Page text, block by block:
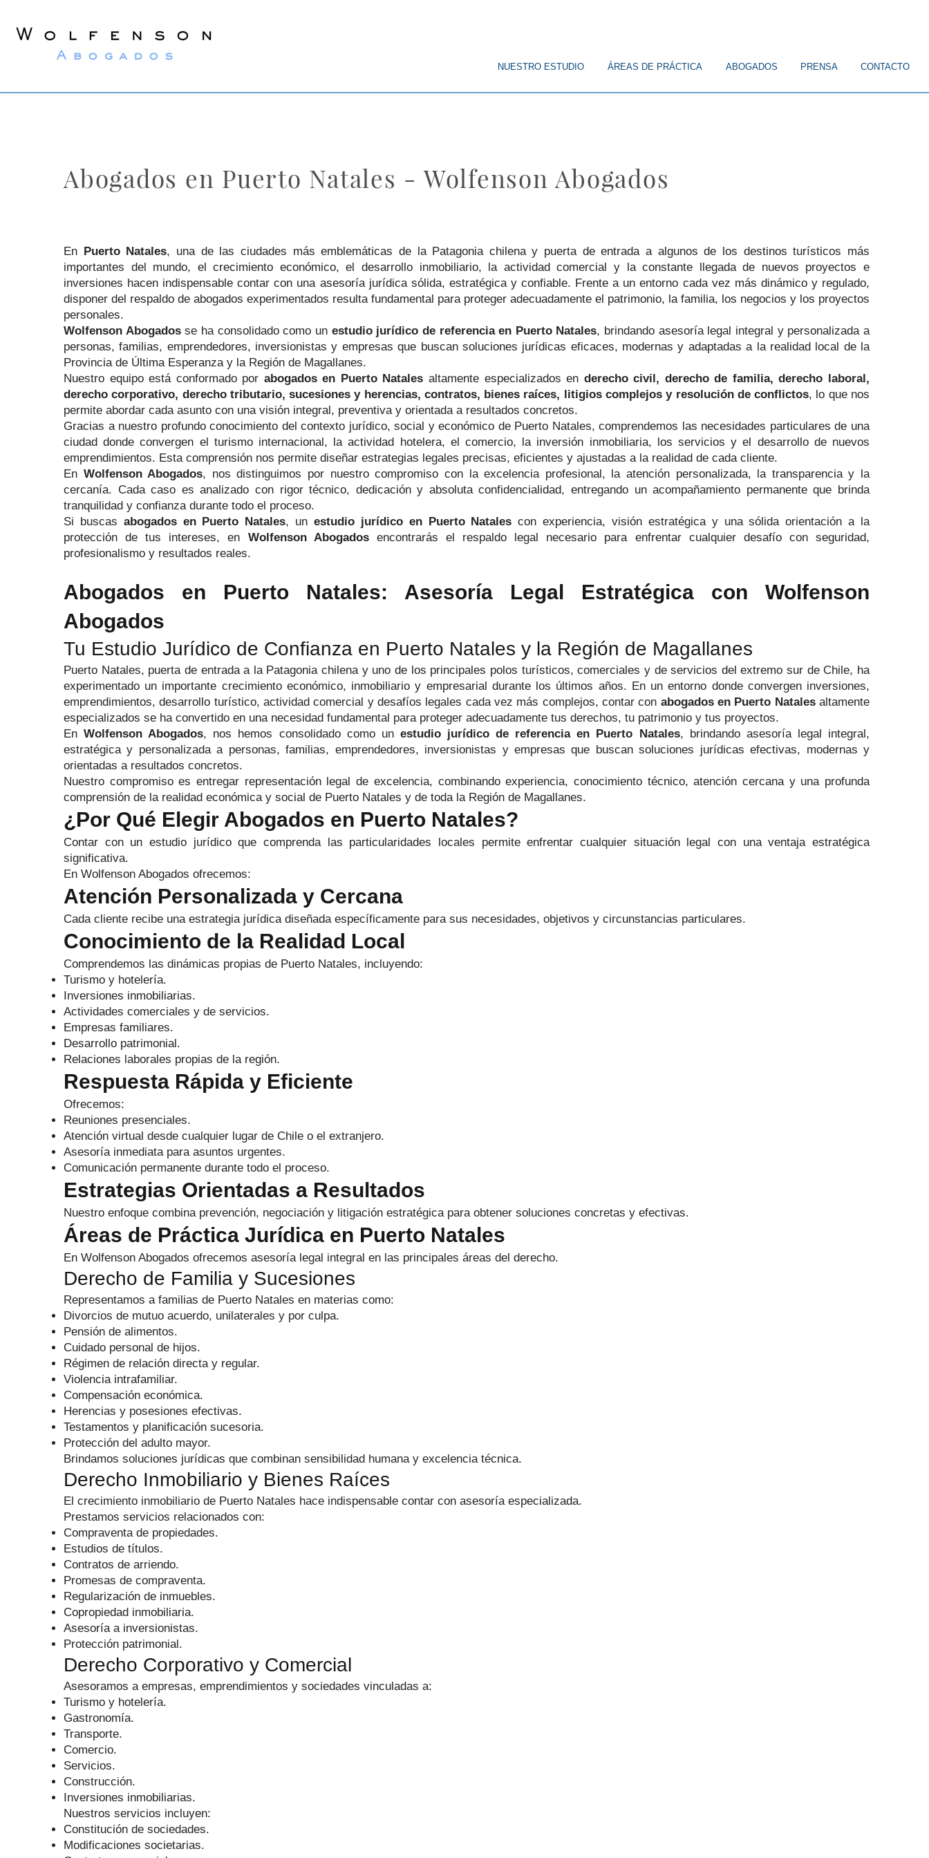
NUESTRO ESTUDIO ÁREAS DE PRÁCTICA ABOGADOS PRENSA CONTACTO
Abogados en Puerto Natales - Wolfenson Abogados
En Puerto Natales, una de las ciudades más emblemáticas de la Patagonia chilena y puerta de entrada a algunos de los destinos turísticos más
importantes del mundo, el crecimiento económico, el desarrollo inmobiliario, la actividad comercial y la constante llegada de nuevos proyectos e
inversiones hacen indispensable contar con una asesoría jurídica sólida, estratégica y confiable. Frente a un entorno cada vez más dinámico y regulado,
disponer del respaldo de abogados experimentados resulta fundamental para proteger adecuadamente el patrimonio, la familia, los negocios y los proyectos
personales.
Wolfenson Abogadosse ha consolidado como un estudio jurídico de referencia en Puerto Natales, brindando asesoría legal integral y personalizada a
personas, familias, emprendedores, inversionistas y empresas que buscan soluciones jurídicas eficaces, modernas y adaptadas a la realidad local de la
Provincia de Última Esperanza y la Región de Magallanes.
Nuestro equipo está conformado por abogados en Puerto Natales altamente especializados en derecho civil, derecho de familia, derecho laboral,
derecho corporativo, derecho tributario, sucesiones y herencias, contratos, bienes raíces, litigios complejos y resolución de conflictos, lo que nos
permite abordar cada asunto con una visión integral, preventiva y orientada a resultados concretos.
Gracias a nuestro profundo conocimiento del contexto jurídico, social y económico de Puerto Natales, comprendemos las necesidades particulares de una
ciudad donde convergen el turismo internacional, la actividad hotelera, el comercio, la inversión inmobiliaria, los servicios y el desarrollo de nuevos
emprendimientos. Esta comprensión nos permite diseñar estrategias legales precisas, eficientes y ajustadas a la realidad de cada cliente.
En Wolfenson Abogados, nos distinguimos por nuestro compromiso con la excelencia profesional, la atención personalizada, la transparencia y la
cercanía. Cada caso es analizado con rigor técnico, dedicación y absoluta confidencialidad, entregando un acompañamiento permanente que brinda
tranquilidad y confianza durante todo el proceso.
Si buscas abogados en Puerto Natales, unestudio jurídico en Puerto Natales con experiencia, visión estratégica y una sólida orientación a la
protección de tus intereses, en Wolfenson Abogadosencontrarás el respaldo legal necesario para enfrentar cualquier desafío con seguridad,
profesionalismo y resultados reales.
Abogados en Puerto Natales: Asesoría Legal Estratégica con Wolfenson
Abogados
Tu Estudio Jurídico de Confianza en Puerto Natales y la Región de Magallanes
Puerto Natales, puerta de entrada a la Patagonia chilena y uno de los principales polos turísticos, comerciales y de servicios del extremo sur de Chile, ha
experimentado un importante crecimiento económico, inmobiliario y empresarial durante los últimos años. En un entorno donde convergen inversiones,
emprendimientos, desarrollo turístico, actividad comercial y desafíos legales cada vez más complejos, contar con abogados en Puerto Natalesaltamente
especializados se ha convertido en una necesidad fundamental para proteger adecuadamente tus derechos, tu patrimonio y tus proyectos.
EnWolfenson Abogados, nos hemos consolidado como un estudio jurídico de referencia en Puerto Natales, brindando asesoría legal integral,
estratégica y personalizada a personas, familias, emprendedores, inversionistas y empresas que buscan soluciones jurídicas efectivas, modernas y
orientadas a resultados concretos.
Nuestro compromiso es entregar representación legal de excelencia, combinando experiencia, conocimiento técnico, atención cercana y una profunda
comprensión de la realidad económica y social de Puerto Natales y de toda la Región de Magallanes.
¿Por Qué Elegir Abogados en Puerto Natales?
Contar con un estudio jurídico que comprenda las particularidades locales permite enfrentar cualquier situación legal con una ventaja estratégica
significativa.
En Wolfenson Abogados ofrecemos:
Atención Personalizada y Cercana
Cada cliente recibe una estrategia jurídica diseñada específicamente para sus necesidades, objetivos y circunstancias particulares.
Conocimiento de la Realidad Local
Comprendemos las dinámicas propias de Puerto Natales, incluyendo:
Turismo y hotelería.
Inversiones inmobiliarias.
Actividades comerciales y de servicios.
Empresas familiares.
Desarrollo patrimonial.
Relaciones laborales propias de la región.
Respuesta Rápida y Eficiente
Ofrecemos:
Reuniones presenciales.
Atención virtual desde cualquier lugar de Chile o el extranjero.
Asesoría inmediata para asuntos urgentes.
Comunicación permanente durante todo el proceso.
Estrategias Orientadas a Resultados
Nuestro enfoque combina prevención, negociación y litigación estratégica para obtener soluciones concretas y efectivas.
Áreas de Práctica Jurídica en Puerto Natales
En Wolfenson Abogados ofrecemos asesoría legal integral en las principales áreas del derecho.
Derecho de Familia y Sucesiones
Representamos a familias de Puerto Natales en materias como:
Divorcios de mutuo acuerdo, unilaterales y por culpa.
Pensión de alimentos.
Cuidado personal de hijos.
Régimen de relación directa y regular.
Violencia intrafamiliar.
Compensación económica.
Herencias y posesiones efectivas.
Testamentos y planificación sucesoria.
Protección del adulto mayor.
Brindamos soluciones jurídicas que combinan sensibilidad humana y excelencia técnica.
Derecho Inmobiliario y Bienes Raíces
El crecimiento inmobiliario de Puerto Natales hace indispensable contar con asesoría especializada.
Prestamos servicios relacionados con:
Compraventa de propiedades.
Estudios de títulos.
Contratos de arriendo.
Promesas de compraventa.
Regularización de inmuebles.
Copropiedad inmobiliaria.
Asesoría a inversionistas.
Protección patrimonial.
Derecho Corporativo y Comercial
Asesoramos a empresas, emprendimientos y sociedades vinculadas a:
Turismo y hotelería.
Gastronomía.
Transporte.
Comercio.
Servicios.
Construcción.
Inversiones inmobiliarias.
Nuestros servicios incluyen:
Constitución de sociedades.
Modificaciones societarias.
Wolfenson